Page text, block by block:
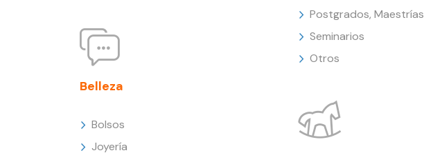
Belleza
Bolsos
Joyería
Postgrados, Maestrías
Seminarios
Otros